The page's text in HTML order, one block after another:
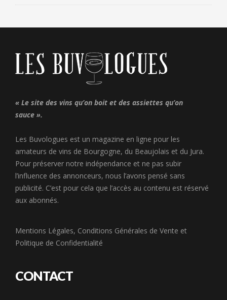
« Le site des vins qu’on boit et des assiettes qu’on
sauce ».
Les Buvologues est un magazine en ligne pour les
amateurs de vins de Bourgogne, du Beaujolais et du Jura.
Pour préserver notre indépendance et ne pas subir
l’influence des annonceurs, nous l’avons pensé sans
publicité. C’est pour cela que l’accès au contenu est réservé
aux abonnés.
Mentions Légales, Conditions Générales de Vente et
Politique de Confidentialité
CONTACT